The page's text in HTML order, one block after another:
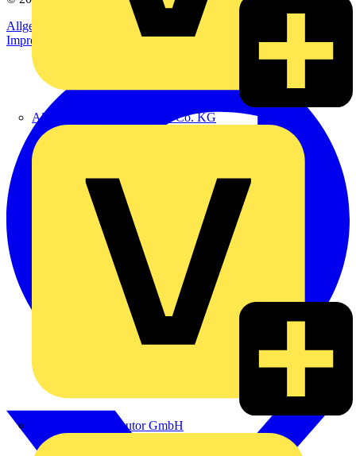
Alexander Bürkle GmbH & Co. KG
eldis electro distributor GmbH
Allgemeine Geschäftsbedingungen
Datenschutzerklärung
Impressum